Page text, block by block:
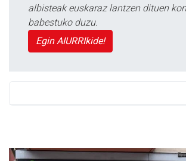
albisteak euskaraz lantzen dituen
babestuko duzu.
Egin AIURRIkide!